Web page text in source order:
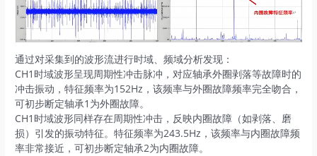
通过对采集到的波形流进行时域、频域分析发现：
CH1时域波形呈现‌周期性冲击脉冲‌，对应轴承外圈剥落等故障时的
冲击振动，特征频率为152Hz，该频率与外圈故障频率完全吻合，
可初步断定轴承1为外圈故障。
CH1时域波形同样存在‌周期性冲击‌，反映内圈故障（如剥落、磨
损）引发的振动特征。特征频率为243.5Hz，该频率与内圈故障频
率非常接近，可初步断定轴承2为内圈故障。